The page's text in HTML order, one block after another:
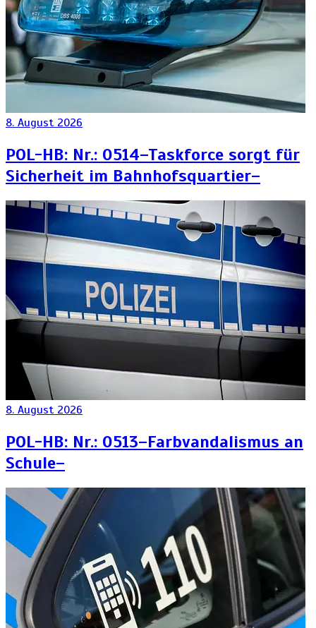
8. August 2026
POL-HB: Nr.: 0514–Taskforce sorgt für
Sicherheit im Bahnhofsquartier–
8. August 2026
POL-HB: Nr.: 0513–Farbvandalismus an
Schule–